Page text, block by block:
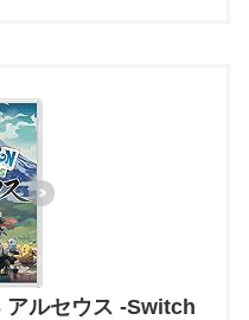
ルセウス -Switch